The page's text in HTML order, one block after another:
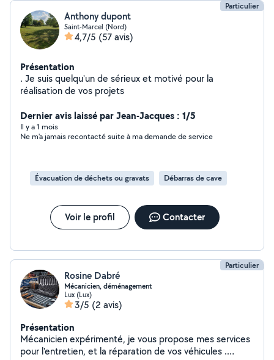
Particulier
Anthony dupont
Saint-Marcel (Nord)
4,7/5 (57 avis)
Présentation
. Je suis quelqu'un de sérieux et motivé pour la
réalisation de vos projets
Dernier avis laissé par Jean-Jacques : 1/5
Il y a 1 mois
Ne m'a jamais recontacté suite à ma demande de service
Évacuation de déchets ou gravats Débarras de cave
Voir le profil Contacter
Particulier
Rosine Dabré
Mécanicien, déménagement
Lux (Lux)
3/5 (2 avis)
Présentation
Mécanicien expérimenté, je vous propose mes services
pour l'entretien, et la réparation de vos véhicules .